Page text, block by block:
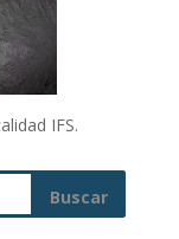
IFS.